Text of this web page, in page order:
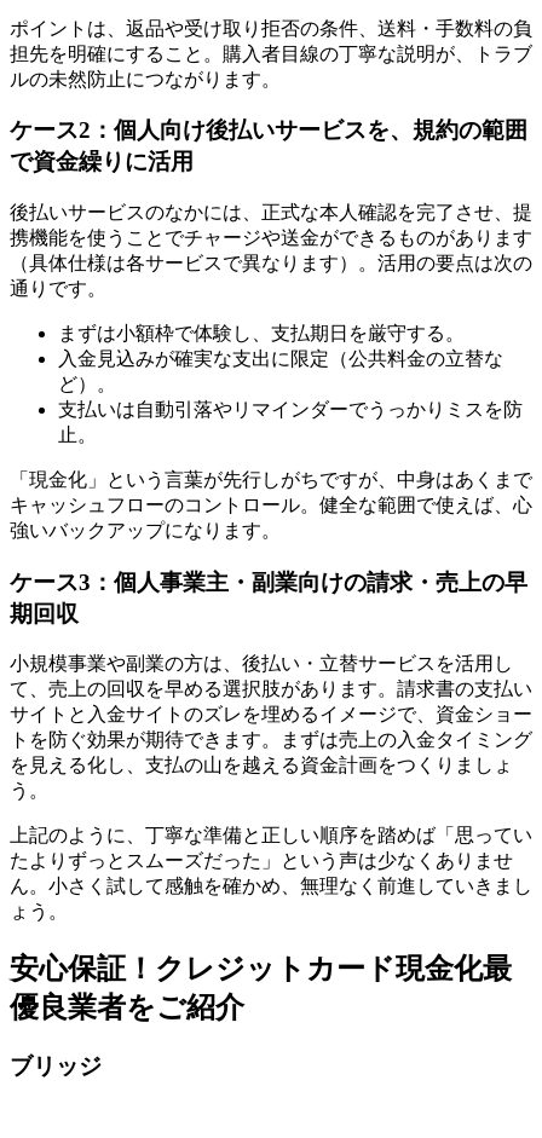
ポイントは、返品や受け取り拒否の条件、送料・手数料の負
担先を明確にすること。購入者目線の丁寧な説明が、トラブ
ルの未然防止につながります。
ケース2：個人向け後払いサービスを、規約の範囲
で資金繰りに活用
後払いサービスのなかには、正式な本人確認を完了させ、提
携機能を使うことでチャージや送金ができるものがあります
（具体仕様は各サービスで異なります）。活用の要点は次の
通りです。
まずは小額枠で体験し、支払期日を厳守する。
入金見込みが確実な支出に限定（公共料金の立替な
ど）。
支払いは自動引落やリマインダーでうっかりミスを防
止。
「現金化」という言葉が先行しがちですが、中身はあくまで
キャッシュフローのコントロール。健全な範囲で使えば、心
強いバックアップになります。
ケース3：個人事業主・副業向けの請求・売上の早
期回収
小規模事業や副業の方は、後払い・立替サービスを活用し
て、売上の回収を早める選択肢があります。請求書の支払い
サイトと入金サイトのズレを埋めるイメージで、資金ショー
トを防ぐ効果が期待できます。まずは売上の入金タイミング
を見える化し、支払の山を越える資金計画をつくりましょ
う。
上記のように、丁寧な準備と正しい順序を踏めば「思ってい
たよりずっとスムーズだった」という声は少なくありませ
ん。小さく試して感触を確かめ、無理なく前進していきまし
ょう。
安心保証！クレジットカード現金化最
優良業者をご紹介
ブリッジ